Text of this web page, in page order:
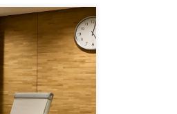
Bezirksregierung, EG,
Elmar Middendorf,